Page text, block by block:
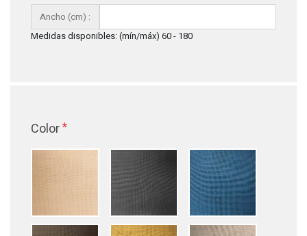
Ancho (cm) :
Medidas disponibles: (mín/máx) 60 - 180
Color*